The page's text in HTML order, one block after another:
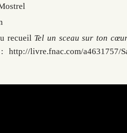
recueil Tel un sceau sur ton
livre.fnac.com/a4631757/